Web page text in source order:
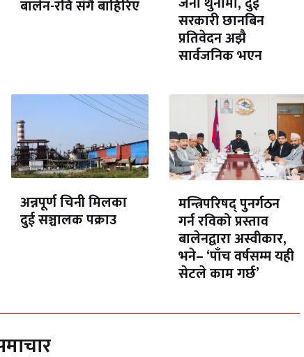
बालेन-रवि सँगै बाहिरिए
सरकारी छानबिन
प्रतिवेदन अझै
सार्वजनिक भएन
अन्नपूर्ण चिनी मिलका
दुई सञ्चालक पक्राउ
मन्त्रिपरिषद् पुनर्गठन
गर्न रविको प्रस्ताव
बालेनद्वारा अस्वीकार,
भने– ‘पाँच वर्षसम्म यही
सेटले काम गर्छ’